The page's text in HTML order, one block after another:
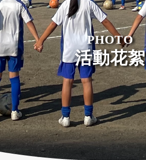
活動花絮